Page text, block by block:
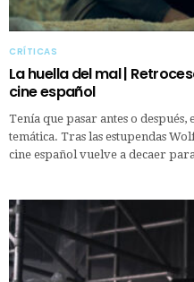
CRÍTICAS
La huella del mal |
cine español
Tenía que pasar antes o después,
temática. Tras las estupendas
cine español vuelve a decaer